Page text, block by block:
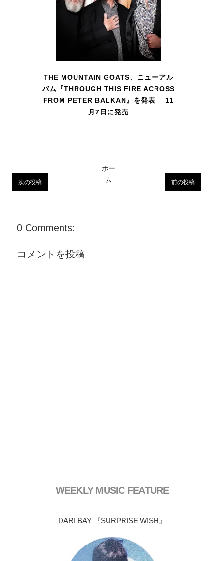
THE MOUNTAIN GOATS、ニューアル
バム『THROUGH THIS FIRE ACROSS
FROM PETER BALKAN』を発表 11
月7日に発売
次の投稿 前の投稿
ホー
ム
0 Comments:
コメントを投稿
WEEKLY MUSIC FEATURE
DARI BAY 『SURPRISE WISH』